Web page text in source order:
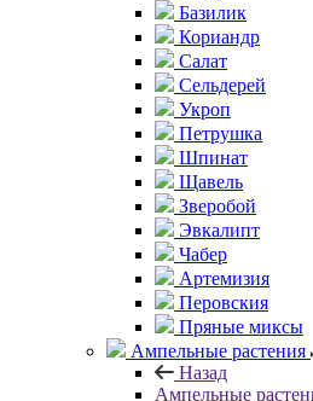
Базилик
Кориандр
Салат
Сельдерей
Укроп
Петрушка
Шпинат
Щавель
Зверобой
Эвкалипт
Чабер
Артемизия
Перовския
Пряные миксы
Ампельные растения
Назад
Ампельные